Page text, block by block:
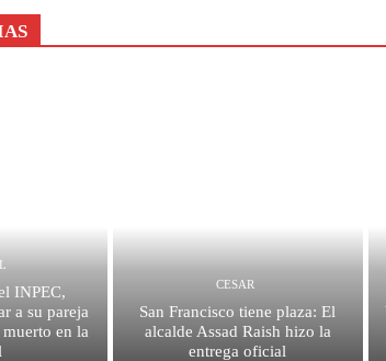
INPEC,
a su pareja
en la
CESAR
San Francisco tiene plaza: El
alcalde Assad Raish hizo la
entrega oficial